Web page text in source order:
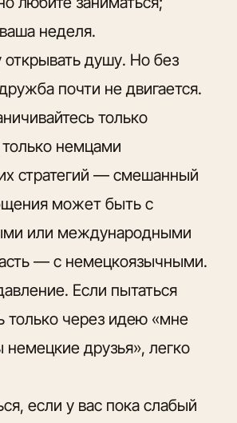
неделя.
открывать душу. Но без
почти не двигается.
только
немцами
стратегий — смешанный
может быть с
или международными
— с немецкоязычными.
Если пытаться
только через идею «мне
друзья», легко
если у вас пока слабый